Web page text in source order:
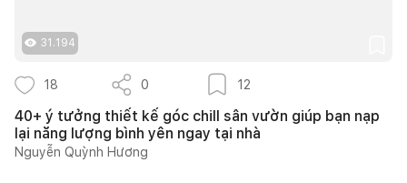
31.194
18 0 12
40+ ý tưởng thiết kế góc chill sân vườn giúp bạn nạp
lại năng lượng bình yên ngay tại nhà
Nguyễn Quỳnh Hương